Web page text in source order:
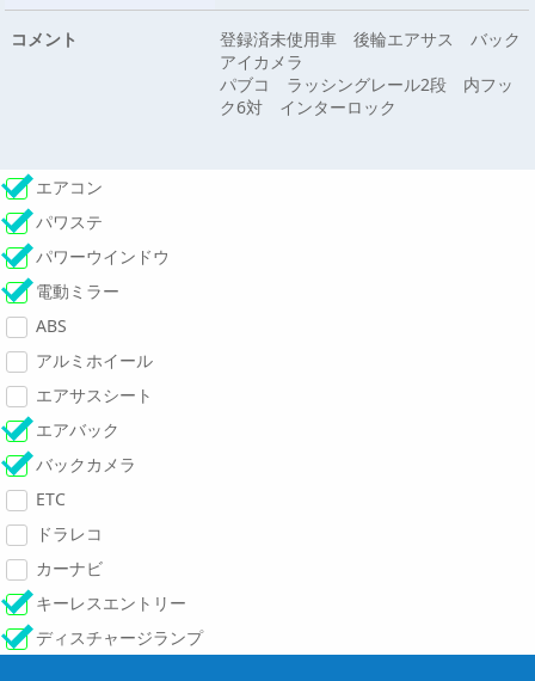
コメント
登録済未使用車 後輪エアサス バック
アイカメラ
パブコ ラッシングレール2段 内フッ
ク6対 インターロック
エアコン
パワステ
パワーウインドウ
電動ミラー
ABS
アルミホイール
エアサスシート
エアバック
バックカメラ
ETC
ドラレコ
カーナビ
キーレスエントリー
ディスチャージランプ